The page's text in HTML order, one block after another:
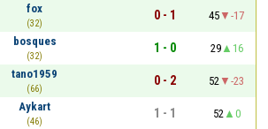
fox
(32)
0 - 1 45
-17
bosques
(32)
1 - 0 29
16
tano1959
(66)
0 - 2 52
-23
Aykart
(46)
1 - 1 52
0